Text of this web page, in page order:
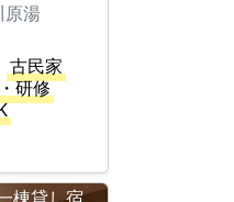
原湯
古民家
研修